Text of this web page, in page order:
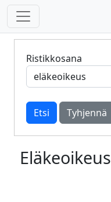
Ristikkosana
Tyhjennä
Eläkeoikeus